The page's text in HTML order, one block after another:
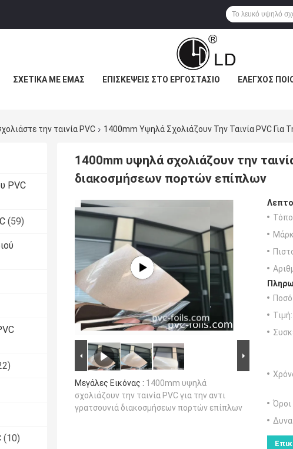
ΣΧΕΤΙΚΆ ΜΕ ΕΜΆΣ ΕΠΙΣΚΈΨΕΙΣ ΣΤΟ ΕΡΓΟΣΤΆΣΙΟ ΈΛΕΓΧΟΣ
την ταινία PVC 1400mm Υψηλά Σχολιάζουν Την Ταινία PVC Για
PVC
(59)
(10)
1400mm υψηλά σχολιάζουν την
διακοσμήσεων πορτών επίπλων
Μεγάλες Εικόνας : 1400mm υψηλά
σχολιάζουν την ταινία PVC για την αντι
γρατσουνιά διακοσμήσεων πορτών επίπλων
Τιμή: